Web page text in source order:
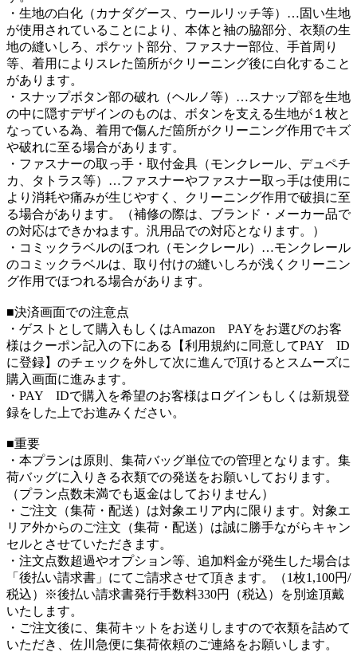
・生地の白化（カナダグース、ウールリッチ等）…固い生地
が使用されていることにより、本体と袖の脇部分、衣類の生
地の縫いしろ、ポケット部分、ファスナー部位、手首周り
等、着用によりスレた箇所がクリーニング後に白化すること
があります。
・スナップボタン部の破れ（ヘルノ等）…スナップ部を生地
の中に隠すデザインのものは、ボタンを支える生地が１枚と
なっている為、着用で傷んだ箇所がクリーニング作用でキズ
や破れに至る場合があります。
・ファスナーの取っ手・取付金具（モンクレール、デュペチ
カ、タトラス等）…ファスナーやファスナー取っ手は使用に
より消耗や痛みが生じやすく、クリーニング作用で破損に至
る場合があります。（補修の際は、ブランド・メーカー品で
の対応はできかねます。汎用品での対応となります。）
・コミックラベルのほつれ（モンクレール）…モンクレール
のコミックラベルは、取り付けの縫いしろが浅くクリーニン
グ作用でほつれる場合があります。
■決済画面での注意点
・ゲストとして購入もしくはAmazon PAYをお選びのお客
様はクーポン記入の下にある【利用規約に同意してPAY ID
に登録】のチェックを外して次に進んで頂けるとスムーズに
購入画面に進みます。
・PAY IDで購入を希望のお客様はログインもしくは新規登
録をした上でお進みください。
■重要
・本プランは原則、集荷バッグ単位での管理となります。集
荷バッグに入りきる衣類での発送をお願いしております。
（プラン点数未満でも返金はしておりません）
・ご注文（集荷・配送）は対象エリア内に限ります。対象エ
リア外からのご注文（集荷・配送）は誠に勝手ながらキャン
セルとさせていただきます。
・注文点数超過やオプション等、追加料金が発生した場合は
「後払い請求書」にてご請求させて頂きます。（1枚1,100円/
税込）※後払い請求書発行手数料330円（税込）を別途頂戴
いたします。
・ご注文後に、集荷キットをお送りしますので衣類を詰めて
いただき、佐川急便に集荷依頼のご連絡をお願いします。